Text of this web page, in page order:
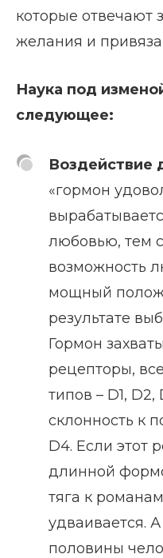
которые отвечают
желания и
Наука под
следующее:
Воздействие
«гормон
любовью, тем
возможность
мощный
результате
Гормон
рецепторы,
типов – D1, D2,
склонность к
D4. Если этот
длинной
тяга к
удваивается.
половины